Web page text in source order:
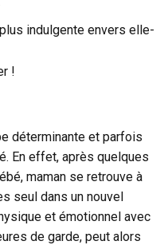
indulgente envers elle-
!
déterminante et parfois
En effet, après quelques
maman se retrouve à
seul dans un nouvel
et émotionnel avec
de garde, peut alors